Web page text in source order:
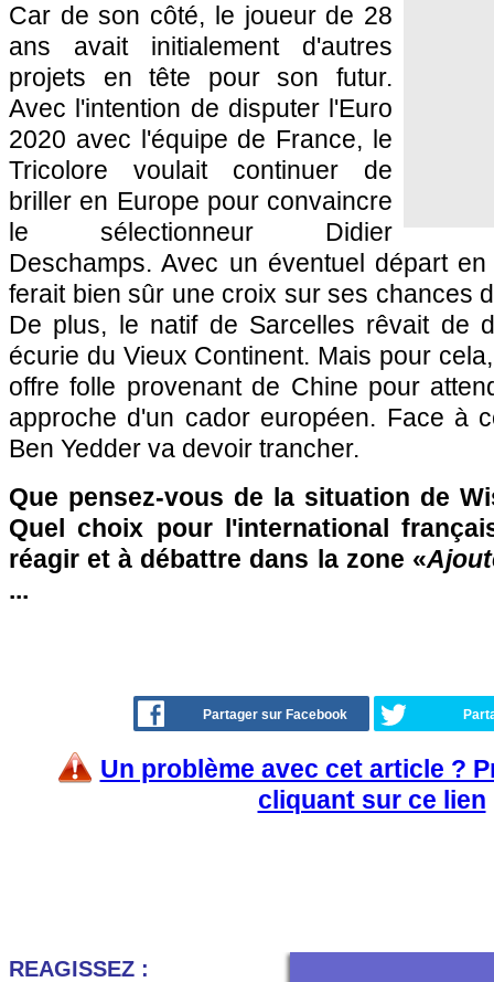
Car de son côté, le joueur de 28
ans avait initialement d'autres
projets en tête pour son futur.
Avec l'intention de disputer l'Euro
2020 avec l'équipe de France, le
Tricolore voulait continuer de
briller en Europe pour convaincre
le sélectionneur Didier
Deschamps. Avec un éventuel départ
ferait bien sûr une croix sur ses chances
De plus, le natif de Sarcelles rêvait de
écurie du Vieux Continent. Mais pour
offre folle provenant de Chine pour
approche d'un cador européen. Face à
Ben Yedder va devoir trancher.
Que pensez-vous de la situation de
Quel choix pour l'international
réagir et à débattre dans la zone «
...
Partager sur Facebook
Un problème avec cet article ?
cliquant sur ce lien
REAGISSEZ :